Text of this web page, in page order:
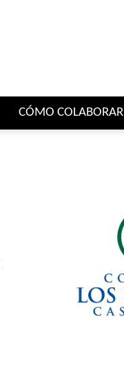
CÓMO COLABORAR